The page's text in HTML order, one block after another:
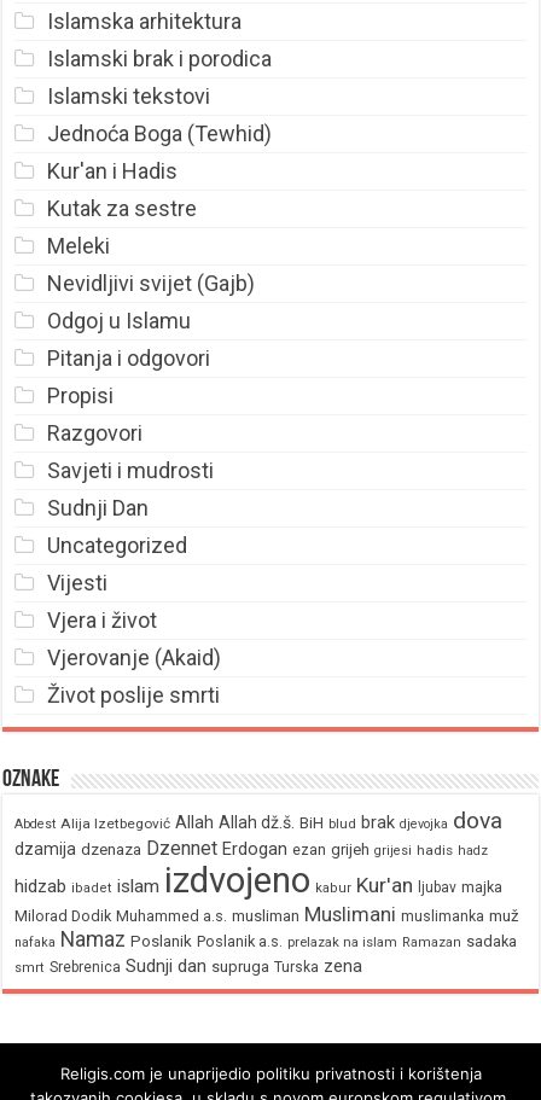
Islamska arhitektura
Islamski brak i porodica
Islamski tekstovi
Jednoća Boga (Tewhid)
Kur'an i Hadis
Kutak za sestre
Meleki
Nevidljivi svijet (Gajb)
Odgoj u Islamu
Pitanja i odgovori
Propisi
Razgovori
Savjeti i mudrosti
Sudnji Dan
Uncategorized
Vijesti
Vjera i život
Vjerovanje (Akaid)
Život poslije smrti
Oznake
Abdest Alija Izetbegović Allah Allah dž.š. BiH blud brak djevojka dova
dzamija dzenaza Dzennet Erdogan ezan grijeh grijesi hadis hadz
hidzab ibadet islam izdvojeno kabur Kur'an ljubav majka
Milorad Dodik Muhammed a.s. musliman Muslimani muslimanka muž
nafaka Namaz Poslanik Poslanik a.s. prelazak na islam Ramazan sadaka
smrt Srebrenica Sudnji dan supruga Turska zena
Religis.com je unaprijedio politiku privatnosti i korištenja